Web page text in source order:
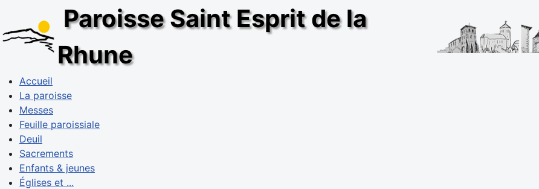
Paroisse Saint Esprit de la
Rhune
Accueil
La paroisse
Messes
Feuille paroissiale
Deuil
Sacrements
Enfants & jeunes
Églises et ...